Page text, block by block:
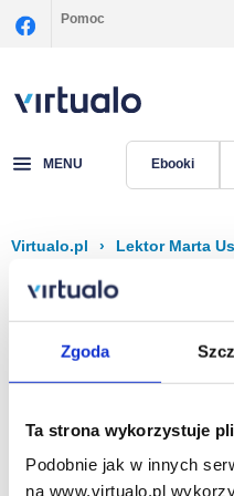
Zgoda
Ta strona wykorzystuje
Podobnie jak w innych
na www.virtualo.pl
Pomoc
MENU Ebooki
Virtualo.pl › Lektor Marta
Filtruj